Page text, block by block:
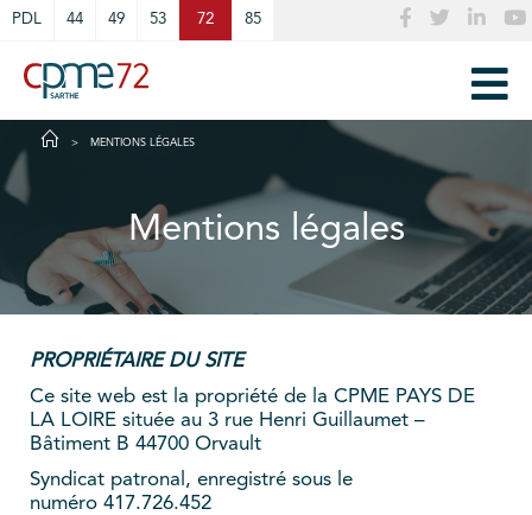
PDL 44 49 53 72 85
MENTIONS LÉGALES
Mentions légales
PROPRIÉTAIRE DU SITE
Ce site web est la propriété de la CPME PAYS DE
LA LOIRE située au 3 rue Henri Guillaumet –
Bâtiment B 44700 Orvault
Syndicat patronal, enregistré sous le
numéro 417.726.452
Cookies management panel